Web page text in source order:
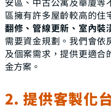
區擁有許多屋齡較高的住
翻修、管線更新、室內裝
需要資金規劃。我們會依
及個案需求，提供更適合
金方案。
2. 提供客製化